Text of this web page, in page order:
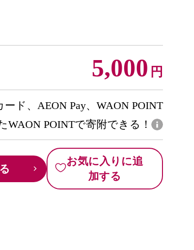
5,000 円
ド、AEON Pay、WAON POINT
WAON POINTで寄附できる！
お気に入りに追
加する